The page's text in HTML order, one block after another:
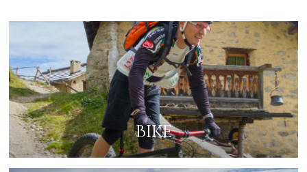
automatizzati di richiesta di cancellazione, potrà fare istanza o richiesta al
Titolare mediante comunicazione e-mail all’indirizzo info@baidamottlivigno.it
4. Conservazione dei dati
I dati personali trattati per le finalità di cui ai punti a) e d) saranno conservati
per il tempo strettamente necessario a raggiungere quelle stesse finalità. In
ogni caso, trattandosi di trattamenti svolti per la fornitura di servizi e per la
eventuale successiva tutela contrattuale, il Titolare tratterà i dati fino al tempo
permesso dalla normativa italiana a tutela dei propri interessi ovvero per il
periodo di prescrizione dei diritti azionabili dal Titolare (art. 2946 e seguenti
c.c.), salvo contenziosi.
I dati personali trattati per le finalità di cui al punto b) saranno conservati in
relazione agli obblighi di conservazione previsti dalle specifiche normative
previste dall’ordinamento.
I dati personali trattati per le finalità di cui al punto c) potranno saranno
conservati fino a revoca o richiesta di cancellazione da parte dell’Interessato.
Bike